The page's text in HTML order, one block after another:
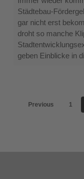
im
Förderdschungel
Städtebau-
gar nicht erst
droht so manche
geben Einblicke in
Previous 1